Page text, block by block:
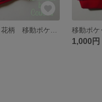
移動ポケ
1,000円